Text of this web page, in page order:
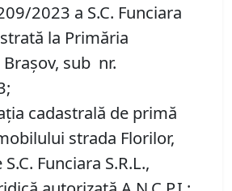
2023 a S.C. Funciara
la Primăria
sub nr.
cadastrală de primă
strada Florilor,
Funciara S.R.L.,